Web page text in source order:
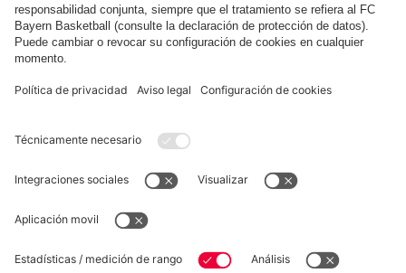
FC Bayern Store App
Privacidad